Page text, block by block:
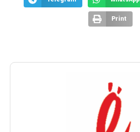
Print